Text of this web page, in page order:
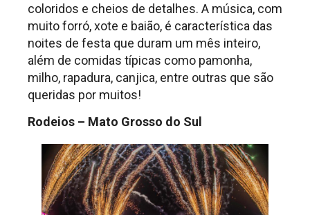
coloridos e cheios de detalhes. A música, com
muito forró, xote e baião, é característica das
noites de festa que duram um mês inteiro,
além de comidas típicas como pamonha,
milho, rapadura, canjica, entre outras que são
queridas por muitos!
Rodeios – Mato Grosso do Sul